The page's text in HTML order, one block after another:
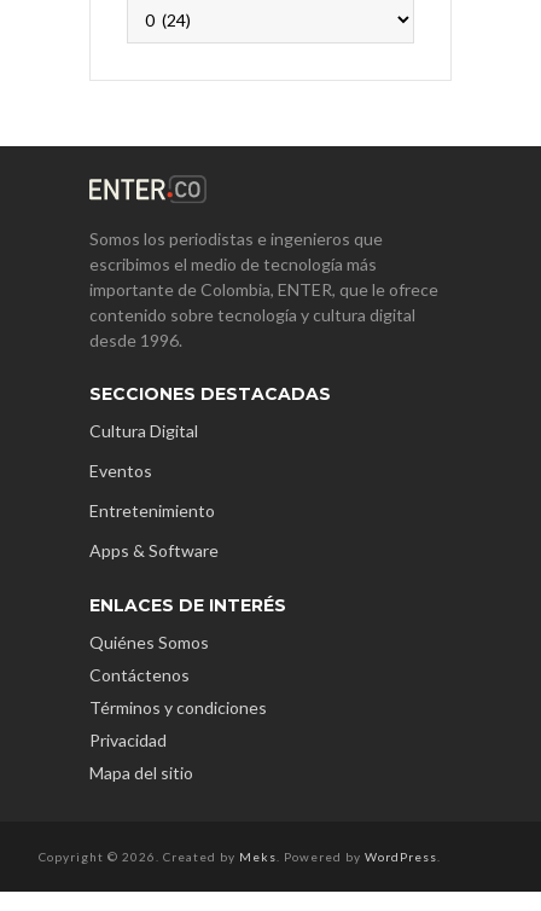
Somos los periodistas e ingenieros que
escribimos el medio de tecnología más
importante de Colombia, ENTER, que le ofrece
contenido sobre tecnología y cultura digital
desde 1996.
SECCIONES DESTACADAS
Cultura Digital
Eventos
Entretenimiento
Apps & Software
ENLACES DE INTERÉS
Quiénes Somos
Contáctenos
Términos y condiciones
Privacidad
Mapa del sitio
Copyright © 2026. Created by Meks . Powered by WordPress